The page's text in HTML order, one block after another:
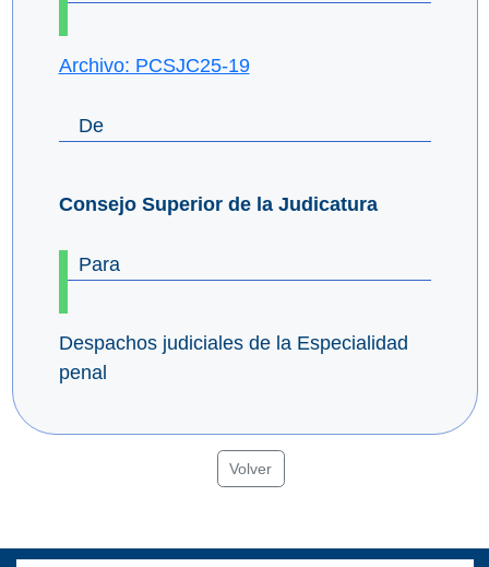
Archivo: PCSJC25-19
De
Consejo Superior de la Judicatura
Para
Despachos judiciales de la Especialidad
penal
Volver